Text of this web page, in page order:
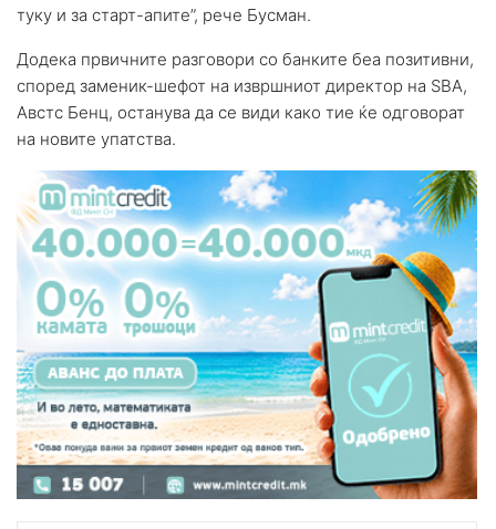
туку и за старт-апите”, рече Бусман.
Додека првичните разговори со банките беа позитивни,
според заменик-шефот на извршниот директор на SBA,
Австс Бенц, останува да се види како тие ќе одговорат
на новите упатства.